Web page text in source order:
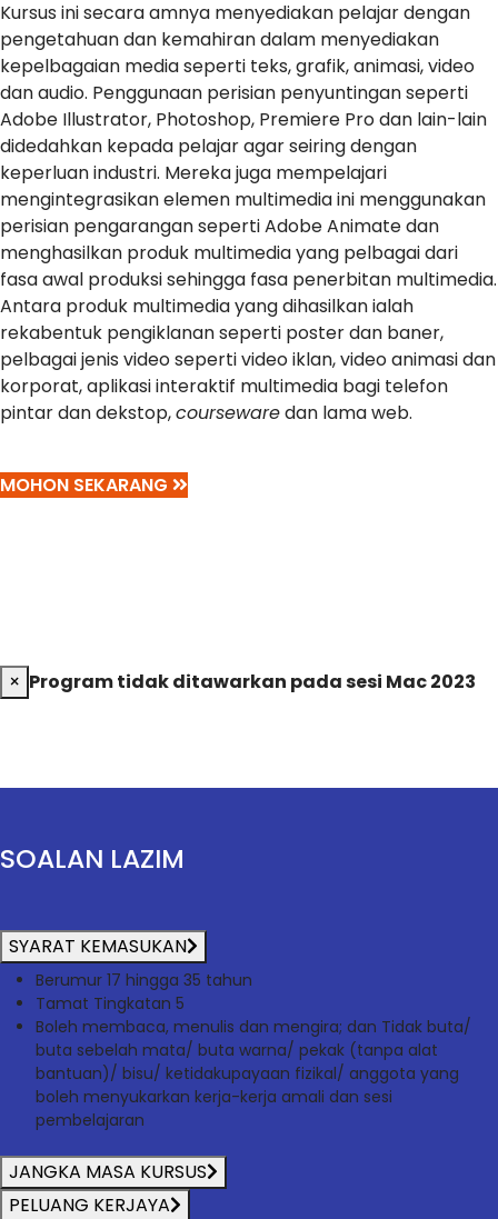
Kursus ini secara amnya menyediakan pelajar dengan
pengetahuan dan kemahiran dalam menyediakan
kepelbagaian media seperti teks, grafik, animasi, video
dan audio. Penggunaan perisian penyuntingan seperti
Adobe Illustrator, Photoshop, Premiere Pro dan lain-lain
didedahkan kepada pelajar agar seiring dengan
keperluan industri. Mereka juga mempelajari
mengintegrasikan elemen multimedia ini menggunakan
perisian pengarangan seperti Adobe Animate dan
menghasilkan produk multimedia yang pelbagai dari
fasa awal produksi sehingga fasa penerbitan multimedia.
Antara produk multimedia yang dihasilkan ialah
rekabentuk pengiklanan seperti poster dan baner,
pelbagai jenis video seperti video iklan, video animasi dan
korporat, aplikasi interaktif multimedia bagi telefon
pintar dan dekstop,coursewaredan lama web.
MOHON SEKARANG
× Program tidak ditawarkan pada sesi Mac 2023
SOALAN LAZIM
SYARAT KEMASUKAN
Berumur 17 hingga 35 tahun
Tamat Tingkatan 5
Boleh membaca, menulis dan mengira; dan Tidak buta/
buta sebelah mata/ buta warna/ pekak (tanpa alat
bantuan)/ bisu/ ketidakupayaan fizikal/ anggota yang
boleh menyukarkan kerja-kerja amali dan sesi
pembelajaran
JANGKA MASA KURSUS
PELUANG KERJAYA